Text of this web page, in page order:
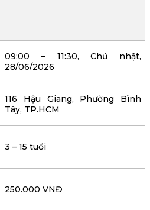
09:00 – 11:30, Chủ nhật,
28/06/2026
116 Hậu Giang, Phường Bình
Tây, TP.HCM
3 – 15 tuổi
250.000 VNĐ